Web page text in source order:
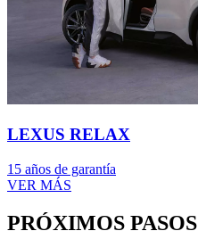
LEXUS RELAX
15 años de garantía
VER MÁS
PRÓXIMOS PASOS